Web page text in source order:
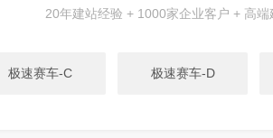
20年建站经验 + 1000家企业客户 + 高端
极速赛车-C 极速赛车-D